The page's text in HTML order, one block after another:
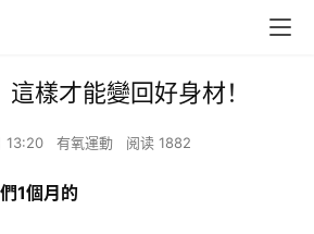
樣才能變回好身材！
13:20 有氧運動 阅读 1882
1個月的